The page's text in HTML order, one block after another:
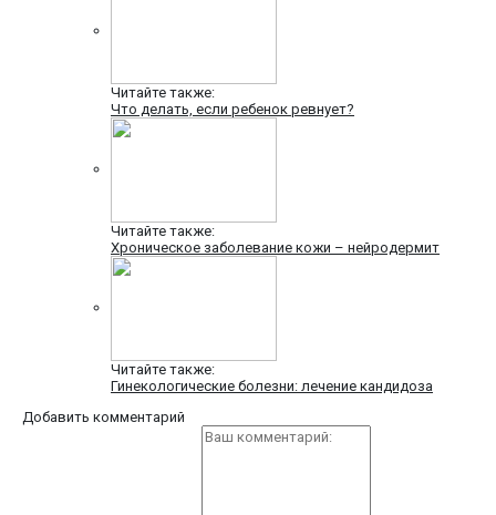
Читайте также:
Что делать, если ребенок ревнует?
Читайте также:
Хроническое заболевание кожи – нейродермит
Читайте также:
Гинекологические болезни: лечение кандидоза
Добавить комментарий